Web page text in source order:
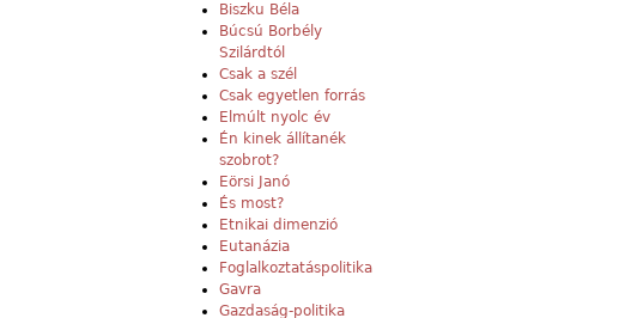
Biszku Béla
Búcsú Borbély
Szilárdtól
Csak a szél
Csak egyetlen forrás
Elmúlt nyolc év
Én kinek állítanék
szobrot?
Eörsi Janó
És most?
Etnikai dimenzió
Eutanázia
Foglalkoztatáspolitika
Gavra
Gazdaság-politika